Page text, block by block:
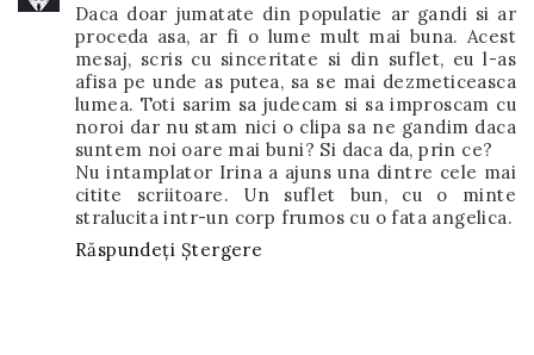
Daca doar jumatate din populatie ar gandi si ar
proceda asa, ar fi o lume mult mai buna. Acest
mesaj, scris cu sinceritate si din suflet, eu l-as
afisa pe unde as putea, sa se mai dezmeticeasca
lumea. Toti sarim sa judecam si sa improscam cu
noroi dar nu stam nici o clipa sa ne gandim daca
suntem noi oare mai buni? Si daca da, prin ce?
Nu intamplator Irina a ajuns una dintre cele mai
citite scriitoare. Un suflet bun, cu o minte
stralucita intr-un corp frumos cu o fata angelica.
Răspundeți Ștergere